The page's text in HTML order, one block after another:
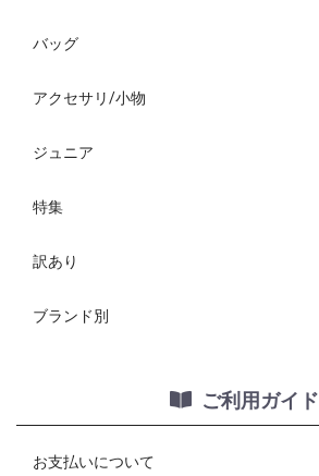
バッグ
アクセサリ/小物
ジュニア
特集
訳あり
ブランド別
ご利用ガイド
お支払いについて